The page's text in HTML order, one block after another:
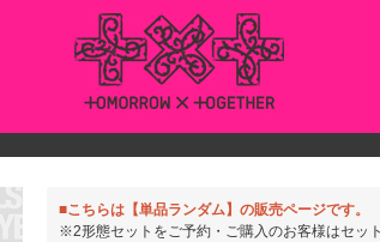
■こちらは【単品ランダム】の販売ページです。
※2形態セットをご予約・ご購入のお客様はセッ